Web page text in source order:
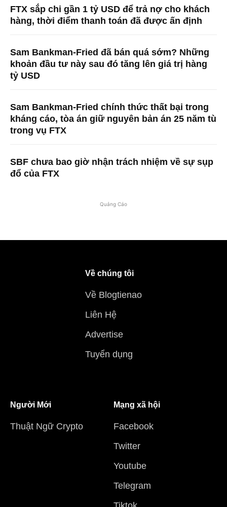
FTX sắp chi gần 1 tỷ USD để trả nợ cho khách
hàng, thời điểm thanh toán đã được ấn định
Sam Bankman-Fried đã bán quá sớm? Những
khoản đầu tư này sau đó tăng lên giá trị hàng
tỷ USD
Sam Bankman-Fried chính thức thất bại trong
kháng cáo, tòa án giữ nguyên bản án 25 năm tù
trong vụ FTX
SBF chưa bao giờ nhận trách nhiệm về sự sụp
đổ của FTX
Quảng Cáo
Về chúng tôi
Về Blogtienao
Liên Hệ
Advertise
Tuyển dụng
Người Mới
Thuật Ngữ Crypto
Mạng xã hội
Facebook
Twitter
Youtube
Telegram